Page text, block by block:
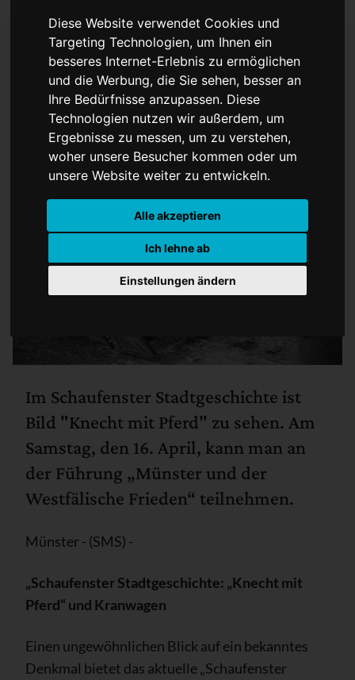
Diese Website verwendet Cookies und
Targeting Technologien, um Ihnen ein
besseres Internet-Erlebnis zu ermöglichen
und die Werbung, die Sie sehen, besser an
Ihre Bedürfnisse anzupassen. Diese
Technologien nutzen wir außerdem, um
Ergebnisse zu messen, um zu verstehen,
woher unsere Besucher kommen oder um
unsere Website weiter zu entwickeln.
Alle akzeptieren
Ich lehne ab
Einstellungen ändern
Ein gestürztes Pferd und
Westfälischer Frieden
Im Schaufenster Stadtgeschichte ist
Bild "Knecht mit Pferd" zu sehen. Am
Samstag, den 16. April, kann man an
der Führung „Münster und der
Westfälische Frieden“ teilnehmen.
Münster - (SMS) -
„Schaufenster Stadtgeschichte: „Knecht mit
Pferd“ und Kranwagen
Einen ungewöhnlichen Blick auf ein bekanntes
Denkmal bietet das aktuelle „Schaufenster